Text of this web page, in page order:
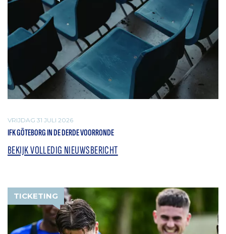
VRIJDAG 31 JULI 2026
IFK GÖTEBORG IN DE DERDE VOORRONDE
BEKIJK VOLLEDIG NIEUWSBERICHT
TICKETING